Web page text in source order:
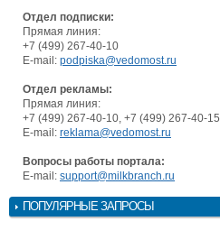
Отдел подписки:
Прямая линия:
+7 (499) 267-40-10
E-mail: podpiska@vedomost.ru
Отдел рекламы:
Прямая линия:
+7 (499) 267-40-10, +7 (499) 267-40-15
E-mail: reklama@vedomost.ru
Вопросы работы портала:
E-mail: support@milkbranch.ru
ПОПУЛЯРНЫЕ ЗАПРОСЫ